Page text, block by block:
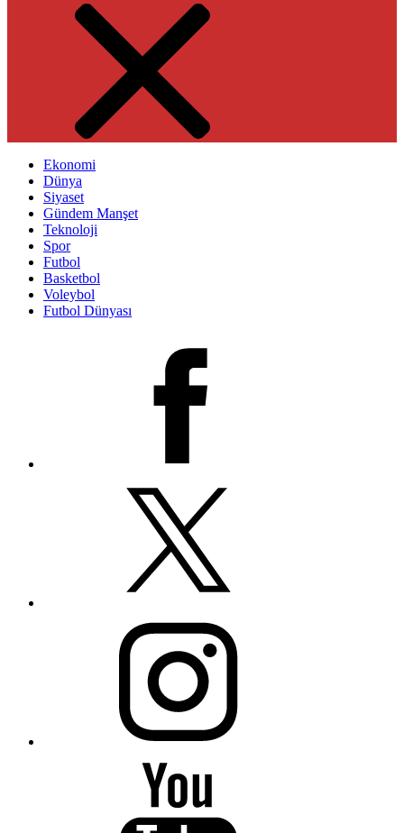
Ekonomi
Dünya
Siyaset
Gündem Manşet
Teknoloji
Spor
Futbol
Basketbol
Voleybol
Futbol Dünyası